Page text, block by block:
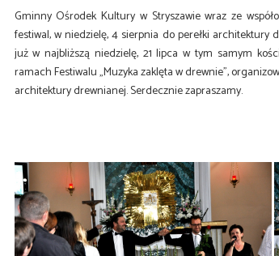
Gminny Ośrodek Kultury w Stryszawie wraz ze
festiwal, w niedzielę, 4 sierpnia do perełki architektury
już w najbliższą niedzielę, 21 lipca w tym samym
ramach Festiwalu „Muzyka zaklęta w drewnie”,
architektury drewnianej. Serdecznie zapraszamy.